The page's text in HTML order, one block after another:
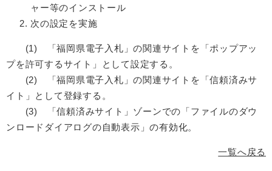
ャー等のインストール
次の設定を実施
(1) 「福岡県電子入札」の関連サイトを「ポップアッ
プを許可するサイト」として設定する。
(2) 「福岡県電子入札」の関連サイトを「信頼済みサ
イト」として登録する。
(3) 「信頼済みサイト」ゾーンでの「ファイルのダウ
ンロードダイアログの自動表示」の有効化。
一覧へ戻る